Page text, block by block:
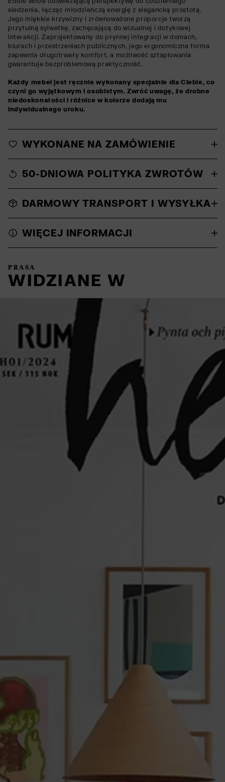
siedzenia, łącząc młodzieńczą energię z elegancką prostotą.
Jego miękkie krzywizny i zrównoważone proporcje tworzą
przytulną sylwetkę, zachęcającą do wizualnej i dotykowej
interakcji. Zaprojektowany do płynnej integracji w domach,
biurach i przestrzeniach publicznych, jego ergonomiczna forma
zapewnia długotrwały komfort, a możliwość sztaplowania
gwarantuje bezproblemową praktyczność.
Każdy mebel jest ręcznie wykonany specjalnie dla Ciebie, co
czyni go wyjątkowym i osobistym. Zwróć uwagę, że drobne
niedoskonałości i różnice w kolorze dodają mu
indywidualnego uroku.
WYKONANE NA ZAMÓWIENIE
50-DNIOWA POLITYKA ZWROTÓW
DARMOWY TRANSPORT I WYSYŁKA
WIĘCEJ INFORMACJI
PRASA
WIDZIANE W